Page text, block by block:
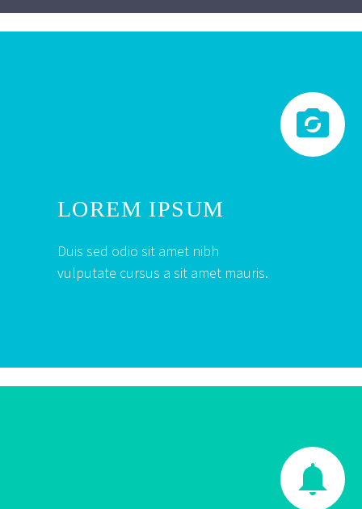


LOREM IPSUM
Duis sed odio sit amet nibh
vulputate cursus a sit amet mauris.

